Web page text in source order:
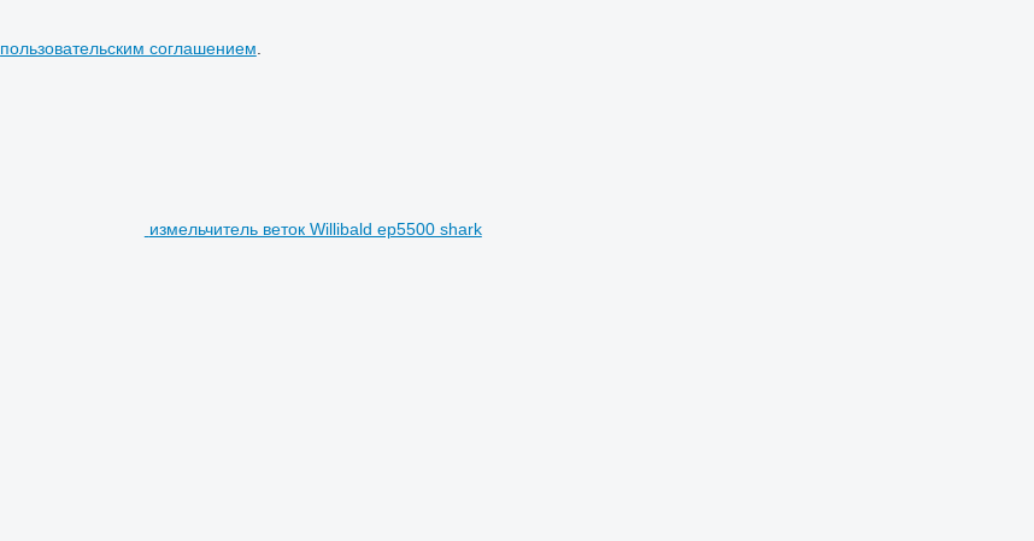
пользовательским соглашением
измельчитель веток Willibald ep5500 shark